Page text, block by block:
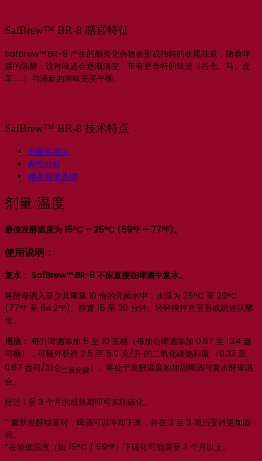
SafBrew™ BR-8 感官特征
SafBrew™ BR-8 产生的酚类化合物会形成独特的收尾味道，随着啤
酒的陈酿，这种味道会逐渐演变，带有更奇特的味道（谷仓、马、皮
革……）与清新的果味完美平衡。
SafBrew™ BR-8 技术特点
剂量和用法
典型分析
储存和保质期
剂量/温度
最佳发酵温度为 15°C – 25°C (59°F – 77°F)。
使用说明：
复水： SafBrew™ BR-8 不应直接在啤酒中复水。
将酵母洒入至少其重量 10 倍的无菌水中，水温为 25°C 至 29°C
(77°F 至 84.2°F)。静置 15 至 30 分钟。轻轻搅拌直至形成奶油状酵
母。
用法： 每升啤酒添加 5 至 10 克糖（每加仑啤酒添加 0.67 至 1.34 盎
司糖），可额外获得 2.5 至 5.0 克/升 的二氧化碳饱和度 （0.33 至
0.67 盎司/加仑二氧化碳）。将处于发酵温度的加甜啤酒与复水酵母混
合。
经过 1 至 3 个月的成熟期即可实现碳化。
* 重新发酵结束时，啤酒可以冷却下来，并在 2 至 3 周后变得更加圆
润。
*在较低温度（如 15°C / 59°F）下碳化可能需要 3 个月以上。